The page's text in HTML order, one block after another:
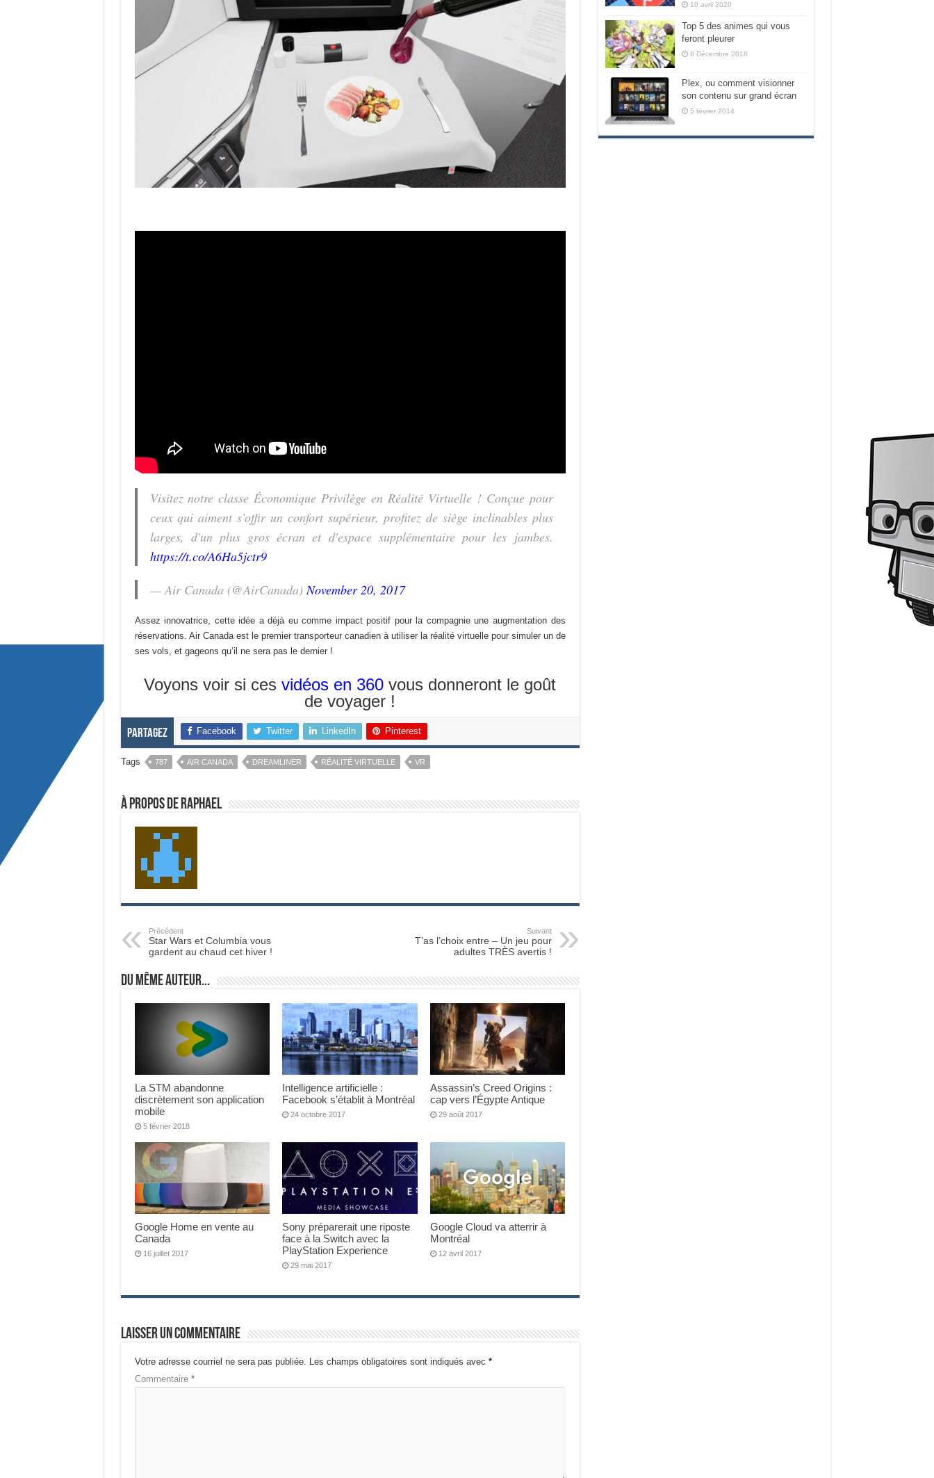
Visitez notre classe Économique Privilège en Réalité Virtuelle ! Conçue pour
ceux qui aiment s'offir un confort supérieur, profitez de siège inclinables plus
larges, d'un plus gros écran et d'espace supplémentaire pour les jambes.
https://t.co/A6Ha5jctr9
— Air Canada (@AirCanada) November 20, 2017
Assez innovatrice, cette idée a déjà eu comme impact positif pour la compagnie une augmentation des
réservations. Air Canada est le premier transporteur canadien à utiliser la réalité virtuelle pour simuler un de
ses vols, et gageons qu’il ne sera pas le dernier !
Voyons voir si ces vidéos en 360 vous donneront le goût
de voyager !
Partagez Facebook Twitter LinkedIn Pinterest
Tags 787 AIR CANADA DREAMLINER RÉALITÉ VIRTUELLE VR
À propos de Raphael
Précédent
Star Wars et Columbia vous
gardent au chaud cet hiver !
Suivant
T’as l’choix entre – Un jeu pour
adultes TRÈS avertis !
Du même auteur...
La STM abandonne
discrètement son application
mobile
5 février 2018
Intelligence artificielle :
Facebook s’établit à Montréal
24 octobre 2017
Assassin’s Creed Origins :
cap vers l’Égypte Antique
29 août 2017
Google Home en vente au
Canada
16 juillet 2017
Sony préparerait une riposte
face à la Switch avec la
PlayStation Experience
29 mai 2017
Google Cloud va atterrir à
Montréal
12 avril 2017
Laisser un commentaire
Votre adresse courriel ne sera pas publiée. Les champs obligatoires sont indiqués avec *
Commentaire *
10 avril 2020
Top 5 des animes qui vous
feront pleurer
8 Décembre 2018
Plex, ou comment visionner
son contenu sur grand écran
5 février 2014